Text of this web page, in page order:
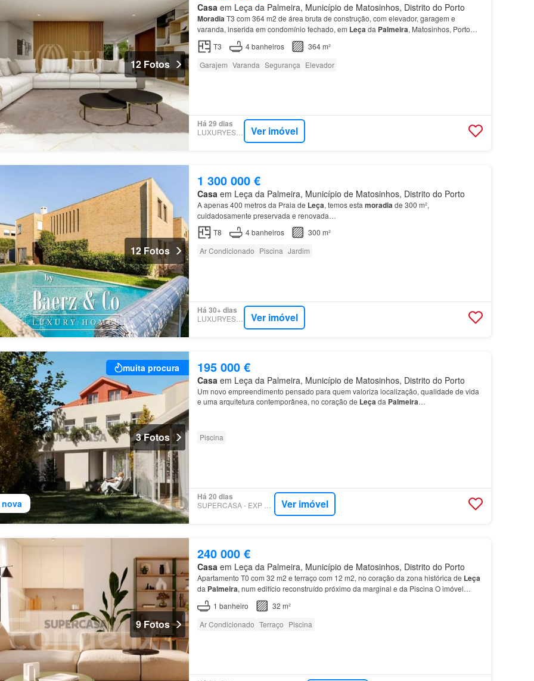
12 Fotos
Casa em Leça da Palmeira, Município de Matosinhos, Distrito do Porto
MoradiaT3 com 364 m2 de área bruta de construção, com elevador, garagem e
varanda, inserida em condomínio fechado, em Leçada Palmeira, Matosinhos, Porto
Inserido num condomínio fechado, possui uma localização privilegiada,…
T3 4banheiros
364 m²
Garajem Varanda Segurança Elevador
Há 29 dias
LUXURYESTATE Ver imóvel
12 Fotos
1 300 000 €
Casa em Leça da Palmeira, Município de Matosinhos, Distrito do Porto
A apenas 400 metros da Praia de Leça, temos esta moradiade 300 m²,
cuidadosamente preservada e renovada…
T8
4banheiros
300 m²
Ar Condicionado Piscina Jardim
Há 30+ dias
LUXURYESTATE Ver imóvel
muita procura
3 Fotos
195 000 €
Casa em Leça da Palmeira, Município de Matosinhos, Distrito do Porto
Um novo empreendimento pensado para quem valoriza localização, qualidade de vida
e uma arquitetura contemporânea, no coração de Leçada Palmeira…
Piscina
Há 20 dias
Ver imóvel
9 Fotos
240 000 €
Casa em Leça da Palmeira, Município de Matosinhos, Distrito do Porto
Apartamento T0 com 32 m2 e terraço com 12 m2, no coração da zona histórica de Leça
da Palmeira, num edifício reconstruído próximo da marginal e da Piscina O imóvel
situa-se junto ao forte de
1 banheiro
32 m²
Ar Condicionado Terraço Piscina